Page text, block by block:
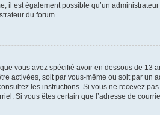
il est également possible qu’un
du forum.
vous avez spécifié avoir en dessous de 13
activées, soit par vous-même ou soit par un
les instructions. Si vous ne recevez
Si vous êtes certain que l’adresse de